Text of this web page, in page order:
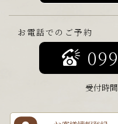
お電話でのご予約
受付時間